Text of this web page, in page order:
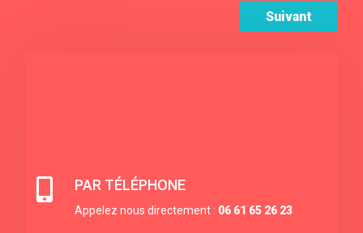
Suivant
 PAR TÉLÉPHONE
Appelez nous directement : 06 61 65 26 23